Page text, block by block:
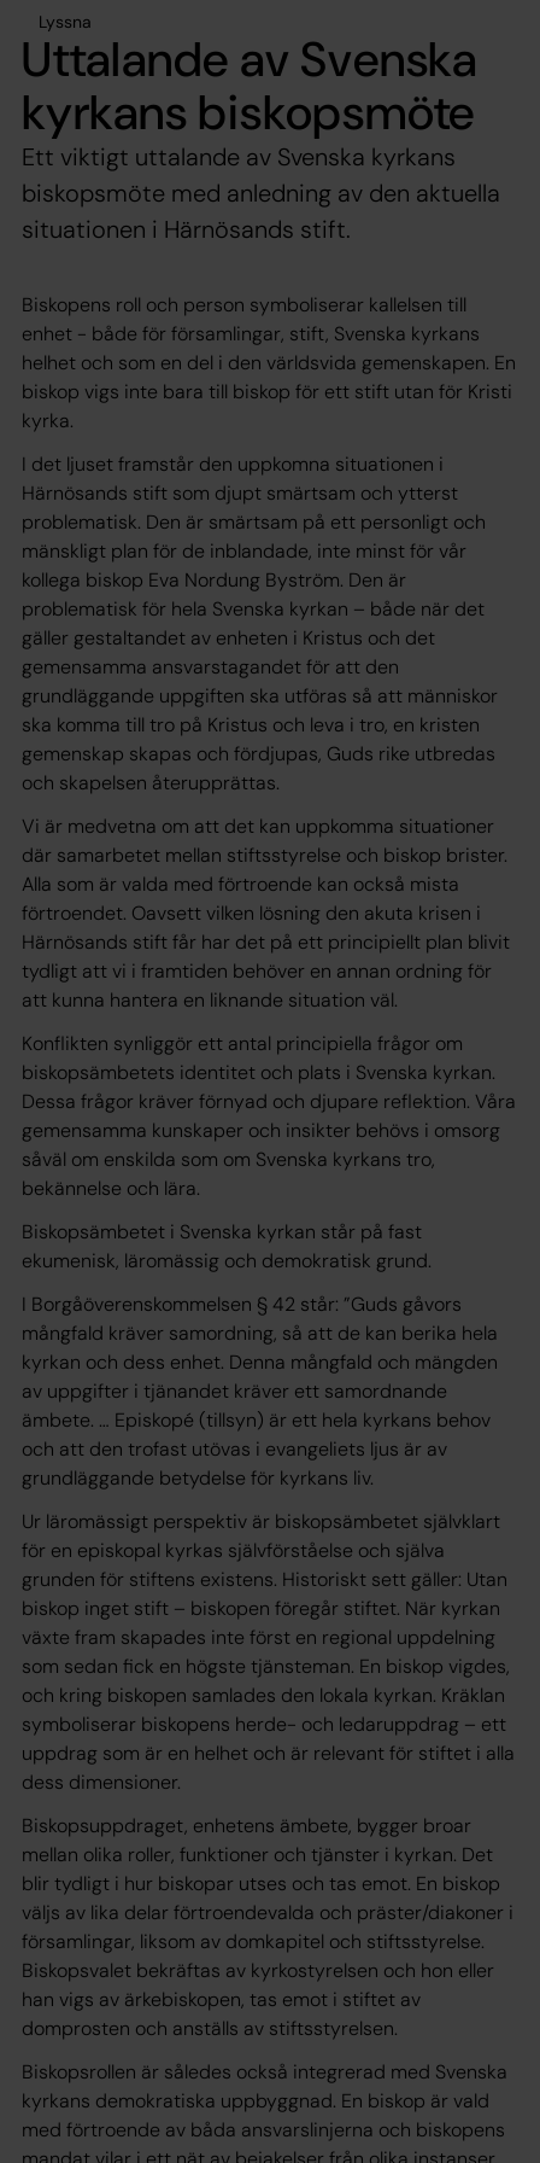
Lyssna
Uttalande av Svenska
kyrkans biskopsmöte
Ett viktigt uttalande av Svenska kyrkans
biskopsmöte med anledning av den aktuella
situationen i Härnösands stift.
Biskopens roll och person symboliserar kallelsen till
enhet - både för församlingar, stift, Svenska kyrkans
helhet och som en del i den världsvida gemenskapen. En
biskop vigs inte bara till biskop för ett stift utan för Kristi
kyrka.
I det ljuset framstår den uppkomna situationen i
Härnösands stift som djupt smärtsam och ytterst
problematisk. Den är smärtsam på ett personligt och
mänskligt plan för de inblandade, inte minst för vår
kollega biskop Eva Nordung Byström. Den är
problematisk för hela Svenska kyrkan – både när det
gäller gestaltandet av enheten i Kristus och det
gemensamma ansvarstagandet för att den
grundläggande uppgiften ska utföras så att människor
ska komma till tro på Kristus och leva i tro, en kristen
gemenskap skapas och fördjupas, Guds rike utbredas
och skapelsen återupprättas.
Vi är medvetna om att det kan uppkomma situationer
där samarbetet mellan stiftsstyrelse och biskop brister.
Alla som är valda med förtroende kan också mista
förtroendet. Oavsett vilken lösning den akuta krisen i
Härnösands stift får har det på ett principiellt plan blivit
tydligt att vi i framtiden behöver en annan ordning för
att kunna hantera en liknande situation väl.
Konflikten synliggör ett antal principiella frågor om
biskopsämbetets identitet och plats i Svenska kyrkan.
Dessa frågor kräver förnyad och djupare reflektion. Våra
gemensamma kunskaper och insikter behövs i omsorg
såväl om enskilda som om Svenska kyrkans tro,
bekännelse och lära.
Biskopsämbetet i Svenska kyrkan står på fast
ekumenisk, läromässig och demokratisk grund.
I Borgåöverenskommelsen § 42 står: ”Guds gåvors
mångfald kräver samordning, så att de kan berika hela
kyrkan och dess enhet. Denna mångfald och mängden
av uppgifter i tjänandet kräver ett samordnande
ämbete. … Episkopé (tillsyn) är ett hela kyrkans behov
och att den trofast utövas i evangeliets ljus är av
grundläggande betydelse för kyrkans liv.
Ur läromässigt perspektiv är biskopsämbetet självklart
för en episkopal kyrkas självförståelse och själva
grunden för stiftens existens. Historiskt sett gäller: Utan
biskop inget stift – biskopen föregår stiftet. När kyrkan
växte fram skapades inte först en regional uppdelning
som sedan fick en högste tjänsteman. En biskop vigdes,
och kring biskopen samlades den lokala kyrkan. Kräklan
symboliserar biskopens herde- och ledaruppdrag – ett
uppdrag som är en helhet och är relevant för stiftet i alla
dess dimensioner.
Biskopsuppdraget, enhetens ämbete, bygger broar
mellan olika roller, funktioner och tjänster i kyrkan. Det
blir tydligt i hur biskopar utses och tas emot. En biskop
väljs av lika delar förtroendevalda och präster/diakoner i
församlingar, liksom av domkapitel och stiftsstyrelse.
Biskopsvalet bekräftas av kyrkostyrelsen och hon eller
han vigs av ärkebiskopen, tas emot i stiftet av
domprosten och anställs av stiftsstyrelsen.
Biskopsrollen är således också integrerad med Svenska
kyrkans demokratiska uppbyggnad. En biskop är vald
med förtroende av båda ansvarslinjerna och biskopens